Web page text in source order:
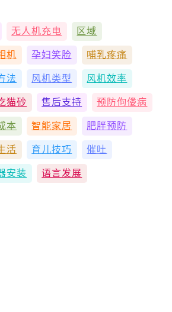
无人机充电 区域
机 孕妇笑脸 哺乳疼痛
法 风机类型 风机效率
猫砂 售后支持 预防佝偻病
本 智能家居 肥胖预防
活 育儿技巧 催吐
安装 语言发展